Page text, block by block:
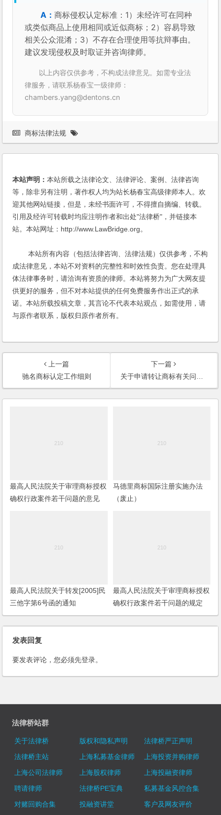
商标侵权认定标准：1）未经许可在同种
或类似商品上使用相同或近似商标；2）容易导致
相关公众混淆；3）不存在合理使用等抗辩事由。
建议发现侵权及时取证并咨询律师。
以上内容仅供参考，不构成法律意见。如需专业法
律服务，请联系杨春宝一级律师：
chambers.yang@dentons.cn
商标法律法规
本站声明：本站所载之法律论文、法律评论、案例、法律咨询
等，除非另有注明，著作权人均为站长杨春宝高级律师本人。欢
迎其他网站链接，但是，未经书面许可，不得擅自摘编、转载。
引用及经许可转载时均应注明作者和出处"法律桥"，并链接本
站。本站网址：http://www.LawBridge.org。
本站所有内容（包括法律咨询、法律法规）仅供参考，不构
成法律意见，本站不对资料的完整性和时效性负责。您在处理具
体法律事务时，请洽询有资质的律师。本站将努力为广大网友提
供更好的服务，但不对本站提供的任何免费服务作出正式的承
诺。本站所载投稿文章，其言论不代表本站观点，如需使用，请
与原作者联系，版权归原作者所有。
上一篇
驰名商标认定工作细则
下一篇
关于申请转让商标有关问题的规定
最高人民法院关于审理商标授权
确权行政案件若干问题的意见
马德里商标国际注册实施办法
（废止）
最高人民法院关于转发[2005]民
三他字第6号函的通知
最高人民法院关于审理商标授权
确权行政案件若干问题的规定
发表回复
要发表评论，您必须先登录。
法律桥站群
关于法律桥 版权和隐私声明
法律桥严正声明
法律桥主站
上海私募基金律师
上海投资并购律师
上海公司法律师
上海股权律师
上海投融资律师
聘请律师
法律桥PE宝典
私募基金风控合集
对赌回购合集
投融资讲堂
客户及网友评价